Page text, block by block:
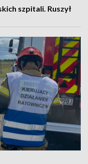
szpitali. Ruszył